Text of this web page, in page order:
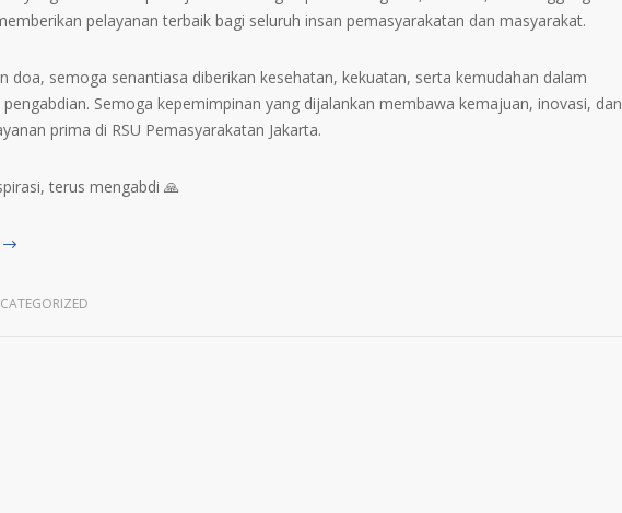
pelayanan terbaik bagi seluruh insan pemasyarakatan dan masyarakat.
doa, semoga senantiasa diberikan kesehatan, kekuatan, serta kemudahan dalam
pengabdian. Semoga kepemimpinan yang dijalankan membawa kemajuan, inovasi, dan
prima di RSU Pemasyarakatan Jakarta.
terus mengabdi 🙏